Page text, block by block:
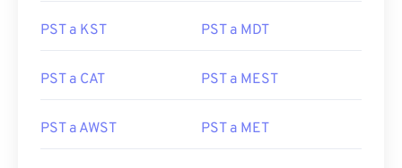
PST a KST PST a MDT
PST a CAT PST a MEST
PST a AWST PST a MET